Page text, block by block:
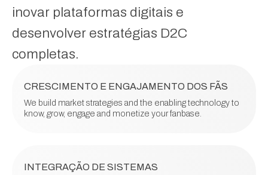
inovar plataformas digitais e
desenvolver estratégias D2C
completas.
CRESCIMENTO E ENGAJAMENTO DOS FÃS
We build market strategies and the enabling technology to
know, grow, engage and monetize your fanbase.
INTEGRAÇÃO DE SISTEMAS